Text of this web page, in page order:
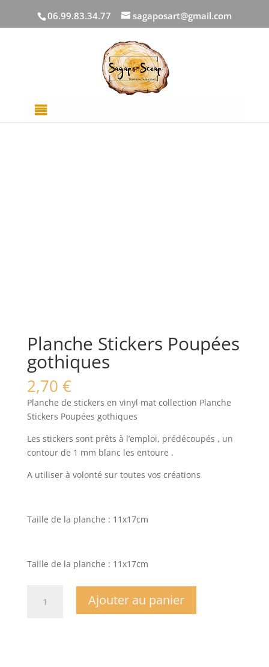
06.99.83.34.77 sagaposart@gmail.com
EMBELLISSEMENTS/ Planche Stickers
Poupées gothiques
Planche Stickers Poupées
gothiques
2,70 €
Planche de stickers en vinyl mat collection Planche
Stickers Poupées gothiques
Les stickers sont prêts à l’emploi, prédécoupés , un
contour de 1 mm blanc les entoure .
A utiliser à volonté sur toutes vos créations
Taille de la planche : 11x17cm
Taille de la planche : 11x17cm
Ajouter au panier